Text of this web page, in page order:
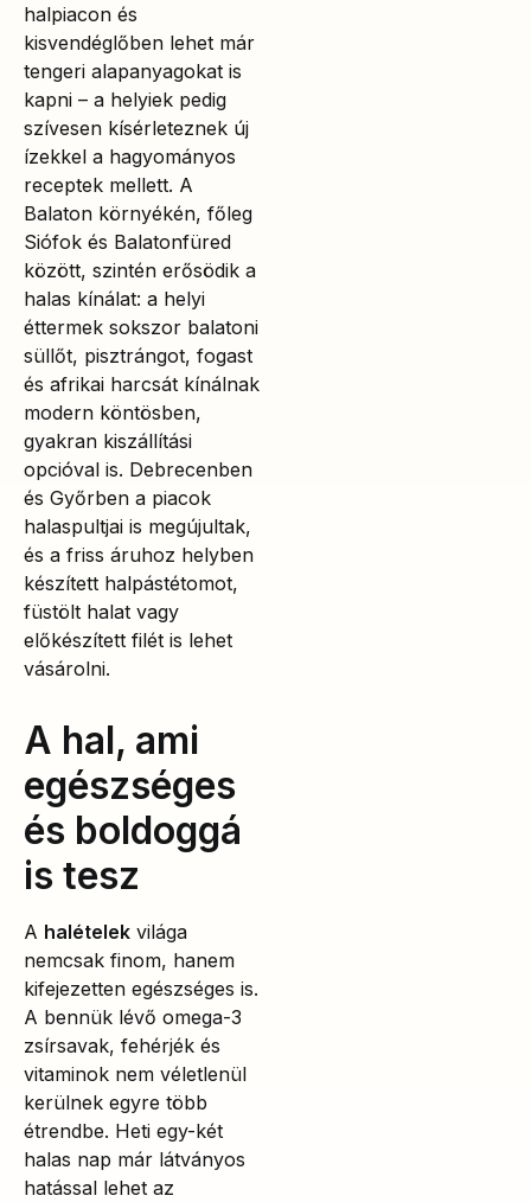
halpiacon és
kisvendéglőben lehet már
tengeri alapanyagokat is
kapni – a helyiek pedig
szívesen kísérleteznek új
ízekkel a hagyományos
receptek mellett. A
Balaton környékén, főleg
Siófok és Balatonfüred
között, szintén erősödik a
halas kínálat: a helyi
éttermek sokszor balatoni
süllőt, pisztrángot, fogast
és afrikai harcsát kínálnak
modern köntösben,
gyakran kiszállítási
opcióval is. Debrecenben
és Győrben a piacok
halaspultjai is megújultak,
és a friss áruhoz helyben
készített halpástétomot,
füstölt halat vagy
előkészített filét is lehet
vásárolni.
A hal, ami
egészséges
és boldoggá
is tesz
A halételek világa
nemcsak finom, hanem
kifejezetten egészséges is.
A bennük lévő omega-3
zsírsavak, fehérjék és
vitaminok nem véletlenül
kerülnek egyre több
étrendbe. Heti egy-két
halas nap már látványos
hatással lehet az